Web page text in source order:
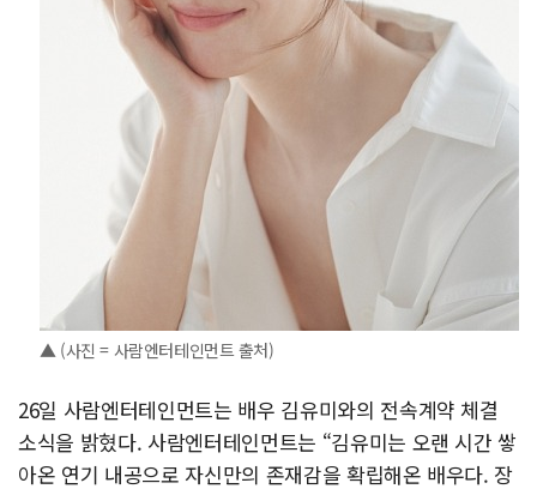
▲ (사진 = 사람엔터테인먼트 출처)
26일 사람엔터테인먼트는 배우 김유미와의 전속계약 체결
소식을 밝혔다. 사람엔터테인먼트는 “김유미는 오랜 시간 쌓
아온 연기 내공으로 자신만의 존재감을 확립해온 배우다. 장